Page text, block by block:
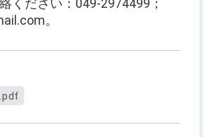
ください：049-2974499；
。